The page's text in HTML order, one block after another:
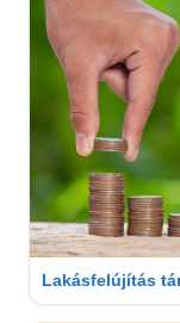
Lakásfelújítás